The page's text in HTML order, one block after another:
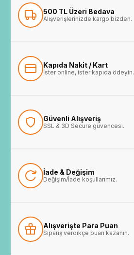
500 TL Üzeri Bedava
Alışverişlerinizde kargo bizden.
Kapıda Nakit / Kart
İster online, ister kapıda ödeyin.
Güvenli Alışveriş
SSL & 3D Secure güvencesi.
İade & Değişim
Değişim/İade koşullarımız.
Alışverişte Para Puan
Sipariş verdikçe puan kazanın.